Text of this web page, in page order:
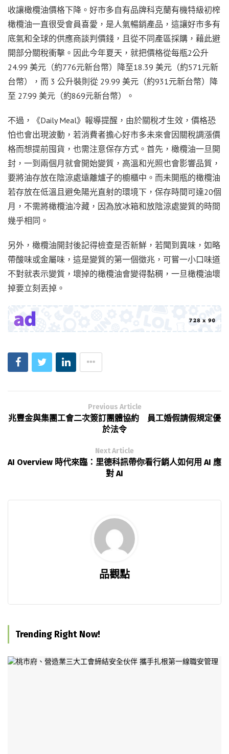
收讓橄欖油價格下降。好市多自有品牌科克蘭有機特級初榨
橄欖油一直很受會員喜愛，是人氣暢銷產品，這讓好市多有
底氣和全球的供應商談判價錢，且從不同產區採購，藉此避
開部分關稅衝擊。因此今年夏天，就把價格從每瓶2公升
24.99 美元（約776元新台幣）降至18.39 美元（約571元新
台幣），而 3 公升裝則從 29.99 美元（約931元新台幣）降
至 27.99 美元（約869元新台幣）。
不過，《Daily Meal》報導提醒，由於關稅才生效，價格恐
怕也會出現波動，若消費者擔心好市多未來會因關稅調漲價
格而想提前囤貨，也需注意保存方式。首先，橄欖油一旦開
封，一到兩個月就會開始變質，高溫和光照也會影響品質，
要將油存放在陰涼處遠離爐子的櫥櫃中。而未開瓶的橄欖油
若存放在低溫且避免陽光直射的環境下，保存時間可達20個
月，不需將橄欖油冷藏，因為放冰箱和放陰涼處變質的時間
幾乎相同。
另外，橄欖油開封後記得檢查是否新鮮，若聞到異味，如略
帶酸味或金屬味，這是變質的第一個徵兆，可嘗一小口味道
不對就表示變質，壞掉的橄欖油會變得黏稠，一旦橄欖油壞
掉要立刻丟掉。
Previous Article
兆豐金與集團工會二次簽訂團體協約 員工婚假請假規定優
於法令
Next Article
AI Overview 時代來臨：里德科訊帶你看行銷人如何用 AI 應
對 AI
品觀點
Trending Right Now!